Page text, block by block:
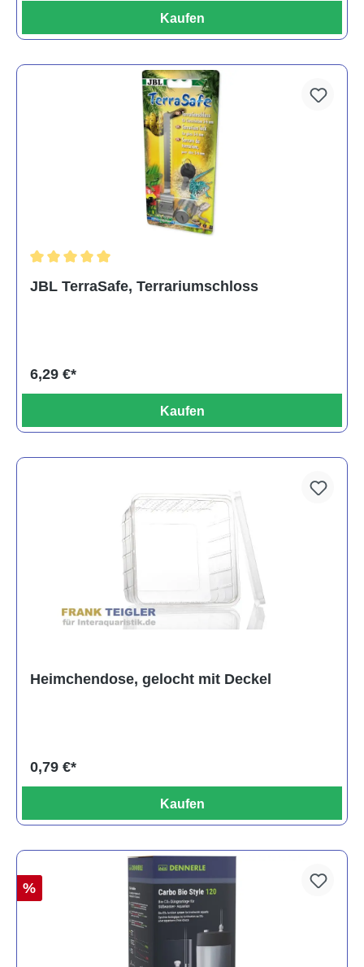
Kaufen
JBL TerraSafe, Terrariumschloss
6,29 €*
Kaufen
Heimchendose, gelocht mit Deckel
0,79 €*
Kaufen
%